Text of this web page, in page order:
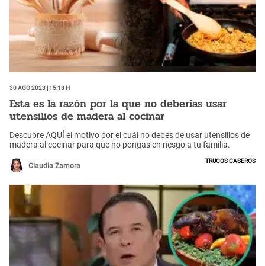
30 Ago 2023 | 15:13 h
Esta es la razón por la que no deberías usar
utensilios de madera al cocinar
Descubre AQUÍ el motivo por el cuál no debes de usar utensilios de
madera al cocinar para que no pongas en riesgo a tu familia.
Claudia Zamora
Trucos Caseros